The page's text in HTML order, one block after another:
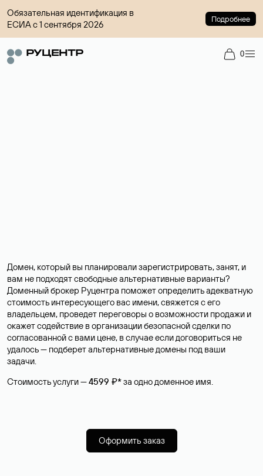
Обязательная идентификация в
ЕСИА с 1 сентября 2026
Подробнее
0
Домен, который вы планировали зарегистрировать, занят, и
вам не подходят свободные альтернативные варианты?
Доменный брокер Руцентра поможет определить адекватную
стоимость интересующего вас имени, свяжется с его
владельцем, проведет переговоры о возможности продажи и
окажет содействие в организации безопасной сделки по
согласованной с вами цене, в случае если договориться не
удалось — подберет альтернативные домены под ваши
задачи.
Стоимость услуги —4599 ₽*за одно доменное имя.
Оформить заказ